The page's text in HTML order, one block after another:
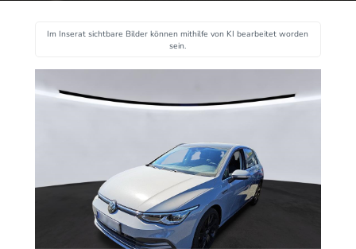
Im Inserat sichtbare Bilder können mithilfe von KI bearbeitet worden
sein.